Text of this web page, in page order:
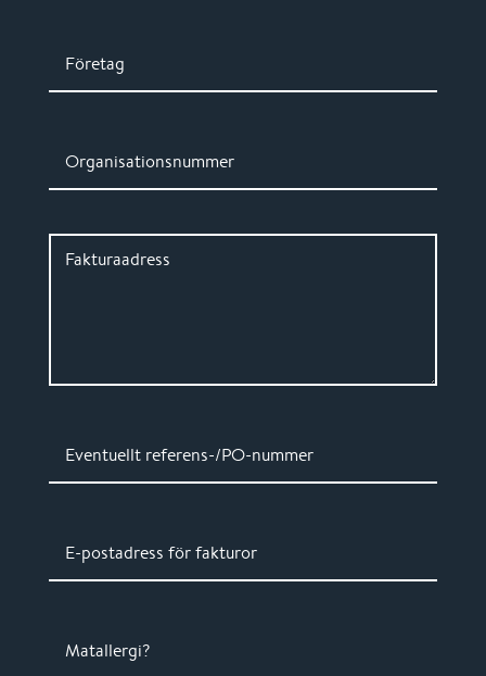
Företag
Organisationsnummer
Fakturaadress
Eventuellt referens-/PO-nummer
E-postadress för fakturor
Matallergi?